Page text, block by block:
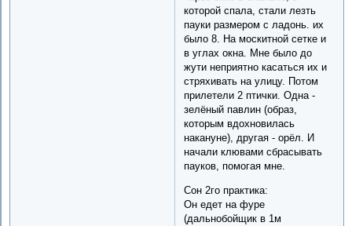
которой спала, стали лезть
пауки размером с ладонь. их
было 8. На москитной сетке и
в углах окна. Мне было до
жути неприятно касаться их и
стряхивать на улицу. Потом
прилетели 2 птички. Одна -
зелёный павлин (образ,
которым вдохновилась
накануне), другая - орёл. И
начали клювами сбрасывать
пауков, помогая мне.
Сон 2го практика:
Он едет на фуре
(дальнобойщик в 1м